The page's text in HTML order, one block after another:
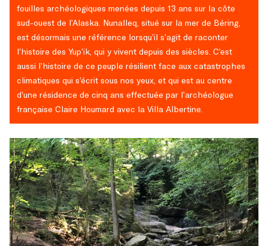
fouilles archéologiques menées depuis 13 ans sur la côte
sud-ouest de l’Alaska. Nunalleq, situé sur la mer de Béring,
est désormais une référence lorsqu’il s’agit de raconter
l’histoire des Yup’ik, qui y vivent depuis des siècles. C’est
aussi l’histoire de ce peuple résilient face aux catastrophes
climatiques qui s’écrit sous nos yeux, et qui est au centre
d’une résidence de cinq ans effectuée par l’archéologue
française Claire Houmard avec la Villa Albertine.